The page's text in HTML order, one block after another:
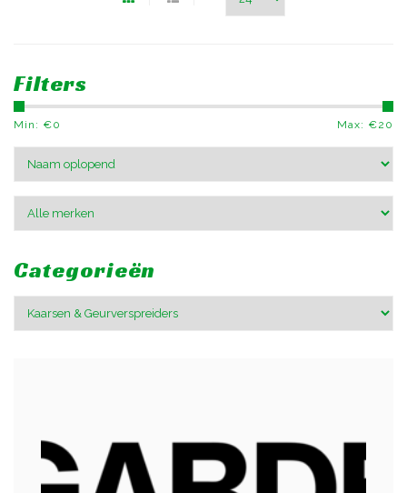
Filters
Min: €0 Max: €20
Categorieën